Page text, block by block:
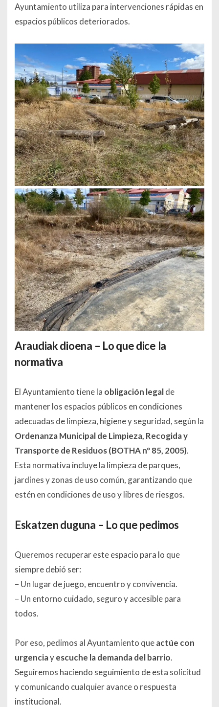
Ayuntamiento utiliza para intervenciones rápidas en
espacios públicos deteriorados.
Araudiak dioena – Lo que dice la
normativa
El Ayuntamiento tiene la obligación legalde
mantener los espacios públicos en condiciones
adecuadas de limpieza, higiene y seguridad, según la
Ordenanza Municipal de Limpieza, Recogida y
Transporte de Residuos (BOTHA nº 85, 2005).
Esta normativa incluye la limpieza de parques,
jardines y zonas de uso común, garantizando que
estén en condiciones de uso y libres de riesgos.
Eskatzen duguna – Lo que pedimos
Queremos recuperar este espacio para lo que
siempre debió ser:
– Un lugar de juego, encuentro y convivencia.
– Un entorno cuidado, seguro y accesible para
todos.
Por eso, pedimos al Ayuntamiento queactúe con
urgenciayescuche la demanda del barrio.
Seguiremos haciendo seguimiento de esta solicitud
y comunicando cualquier avance o respuesta
institucional.